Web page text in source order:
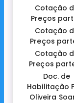
Cotação
Preços
Cotação
Preços
Cotação
Preços
Doc. de
Habilitação
Oliveira